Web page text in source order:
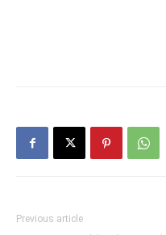
Previous article